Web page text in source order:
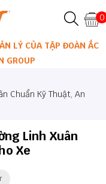
0
LÝ CỦA TẬP ĐOÀN ẮC
GROUP
Chuẩn Kỹ Thuật, An
Linh Xuân
Xe